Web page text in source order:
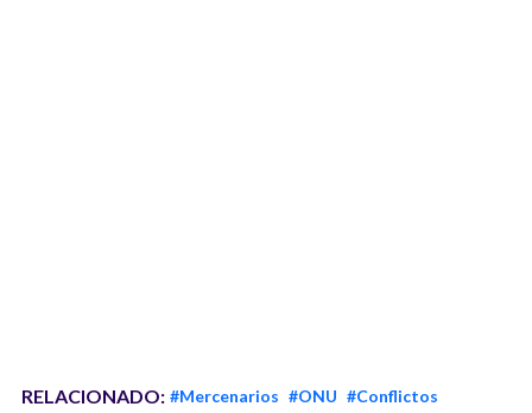
RELACIONADO: #Mercenarios #ONU #Conflictos